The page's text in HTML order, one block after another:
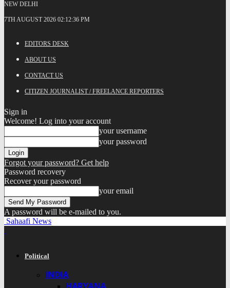
NEW DELHI
7TH AUGUST 2026 02:12:36 PM
EDITORS DESK
ABOUT US
CONTACT US
CITIZEN JOURNALIST / FREELANCE REPORTERS
Sign in
Welcome! Log into your account
your username
your password
Forgot your password? Get help
Password recovery
Recover your password
your email
A password will be e-mailed to you.
Sahaafi News
Political
INDIA